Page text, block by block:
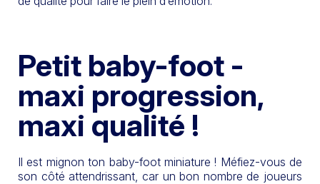
Petit baby-foot -
maxi progression,
maxi qualité !
Il est mignon ton baby-foot miniature ! Méfiez-vous de
son côté attendrissant, car un bon nombre de joueurs